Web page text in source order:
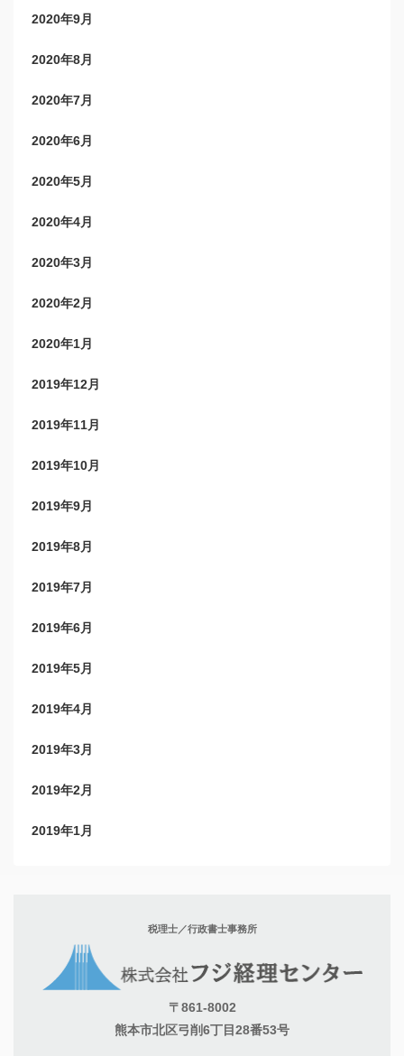
2020年9月
2020年8月
2020年7月
2020年6月
2020年5月
2020年4月
2020年3月
2020年2月
2020年1月
2019年12月
2019年11月
2019年10月
2019年9月
2019年8月
2019年7月
2019年6月
2019年5月
2019年4月
2019年3月
2019年2月
2019年1月
税理士／行政書士事務所
〒861-8002
熊本市北区弓削6丁目28番53号